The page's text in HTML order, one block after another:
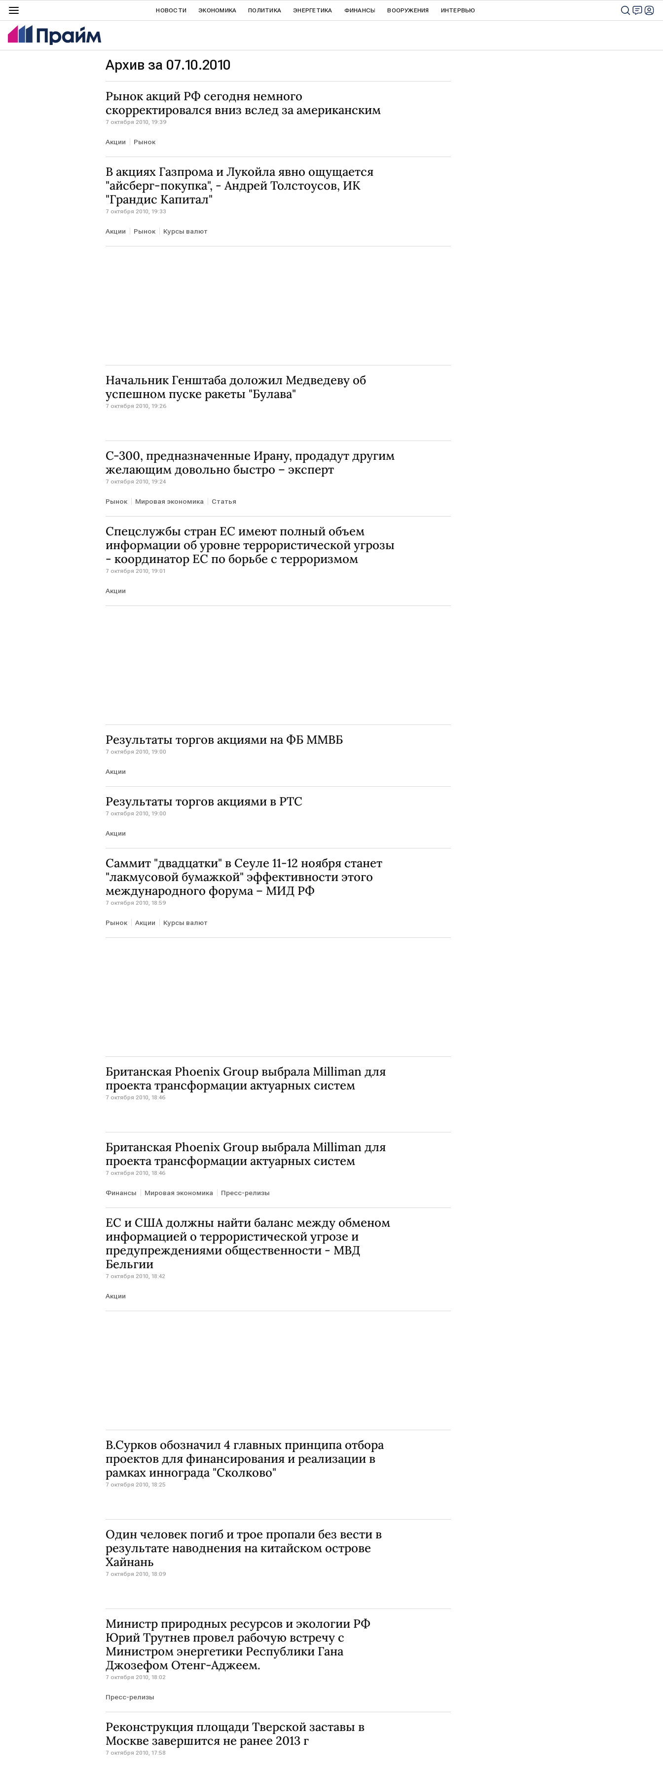
НОВОСТИ ЭКОНОМИКА ПОЛИТИКА ЭНЕРГЕТИКА ФИНАНСЫ ВООРУЖЕНИЯ ИНТЕРВЬЮ
Архив за 07.10.2010
Рынок акций РФ сегодня немного
скорректировался вниз вслед за американским
7 октября 2010, 19:39
Акции Рынок
В акциях Газпрома и Лукойла явно ощущается
"айсберг-покупка", - Андрей Толстоусов, ИК
"Грандис Капитал"
7 октября 2010, 19:33
Акции Рынок Курсы валют
Начальник Генштаба доложил Медведеву об
успешном пуске ракеты "Булава"
7 октября 2010, 19:26
С-300, предназначенные Ирану, продадут другим
желающим довольно быстро – эксперт
7 октября 2010, 19:24
Рынок Мировая экономика Статья
Спецслужбы стран ЕС имеют полный объем
информации об уровне террористической угрозы
- координатор ЕС по борьбе с терроризмом
7 октября 2010, 19:01
Акции
Результаты торгов акциями на ФБ ММВБ
7 октября 2010, 19:00
Акции
Результаты торгов акциями в РТС
7 октября 2010, 19:00
Акции
Саммит "двадцатки" в Сеуле 11-12 ноября станет
"лакмусовой бумажкой" эффективности этого
международного форума – МИД РФ
7 октября 2010, 18:59
Рынок Акции Курсы валют
Британская Phoenix Group выбрала Milliman для
проекта трансформации актуарных систем
7 октября 2010, 18:46
Британская Phoenix Group выбрала Milliman для
проекта трансформации актуарных систем
7 октября 2010, 18:46
Финансы Мировая экономика Пресс-релизы
ЕС и США должны найти баланс между обменом
информацией о террористической угрозе и
предупреждениями общественности - МВД
Бельгии
7 октября 2010, 18:42
Акции
В.Сурков обозначил 4 главных принципа отбора
проектов для финансирования и реализации в
рамках иннограда "Сколково"
7 октября 2010, 18:25
Один человек погиб и трое пропали без вести в
результате наводнения на китайском острове
Хайнань
7 октября 2010, 18:09
Министр природных ресурсов и экологии РФ
Юрий Трутнев провел рабочую встречу с
Министром энергетики Республики Гана
Джозефом Отенг-Аджеем.
7 октября 2010, 18:02
Пресс-релизы
Реконструкция площади Тверской заставы в
Москве завершится не ранее 2013 г
7 октября 2010, 17:58